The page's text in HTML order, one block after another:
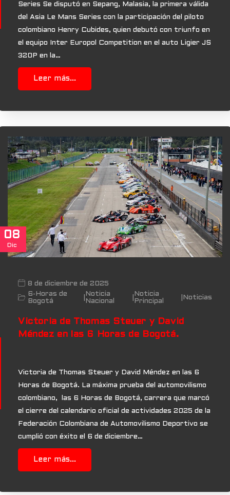
Series Se disputó en Sepang, Malasia, la primera válida
del Asia Le Mans Series con la participación del piloto
colombiano Henry Cubides, quien debutó con triunfo en
el equipo Inter Europol Competition en el auto Ligier JS
320P en la…
Leer más...
08
Dic
8 de diciembre de 2025
6-Horas de
Bogotá
Noticia
Nacional
Noticia
Principal
Noticias
Victoria de Thomas Steuer y David
Méndez en las 6 Horas de Bogotá.
Victoria de Thomas Steuer y David Méndez en las 6
Horas de Bogotá. La máxima prueba del automovilismo
colombiano, las 6 Horas de Bogotá, carrera que marcó
el cierre del calendario oficial de actividades 2025 de la
Federación Colombiana de Automovilismo Deportivo se
cumplió con éxito el 6 de diciembre…
Leer más...